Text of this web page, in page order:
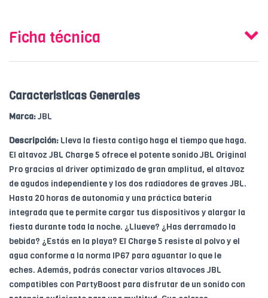
Ficha técnica
Caracteristicas Generales
Marca:JBL
Descripción: Lleva la fiesta contigo haga el tiempo que haga.
El altavoz JBL Charge 5 ofrece el potente sonido JBL Original
Pro gracias al driver optimizado de gran amplitud, el altavoz
de agudos independiente y los dos radiadores de graves JBL.
Hasta 20 horas de autonomía y una práctica batería
integrada que te permite cargar tus dispositivos y alargar la
fiesta durante toda la noche. ¿Llueve? ¿Has derramado la
bebida? ¿Estás en la playa? El Charge 5 resiste al polvo y el
agua conforme a la norma IP67 para aguantar lo que le
eches. Además, podrás conectar varios altavoces JBL
compatibles con PartyBoost para disfrutar de un sonido con